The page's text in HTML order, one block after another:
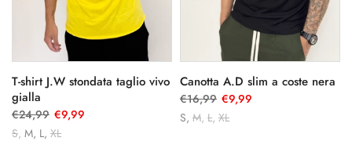
T-shirt J.W stondata taglio vivo
gialla
€24,99 €9,99
S M L XL
Canotta A.D slim a coste nera
€16,99 €9,99
S M L XL